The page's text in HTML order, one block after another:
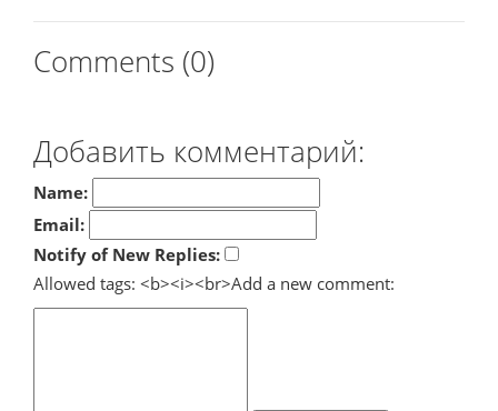
Comments (0)
Добавить комментарий:
Name:
Email:
Notify of New Replies:
Allowed tags: <b><i><br>Add a new comment: